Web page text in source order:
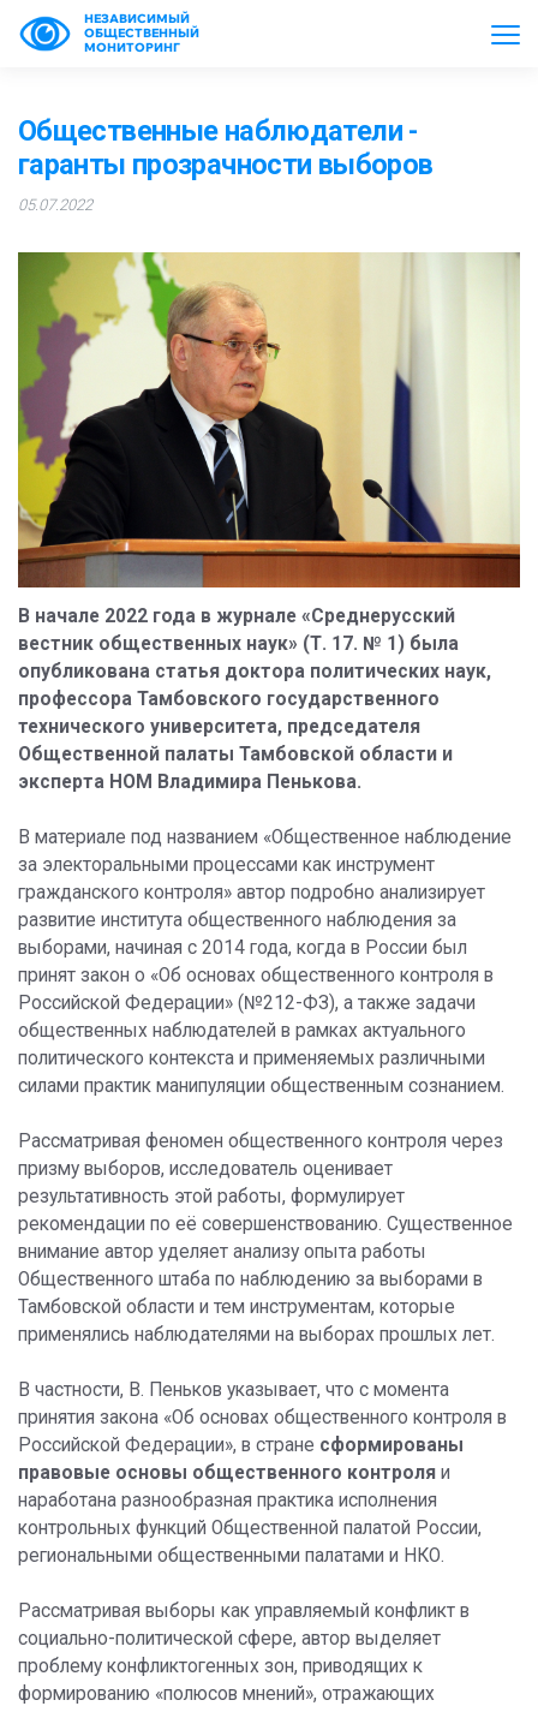
НЕЗАВИСИМЫЙ
ОБЩЕСТВЕННЫЙ
МОНИТОРИНГ
Общественные наблюдатели -
гаранты прозрачности выборов
05.07.2022
В начале 2022 года в журнале «Среднерусский
вестник общественных наук» (Т. 17. № 1) была
опубликована статья доктора политических наук,
профессора Тамбовского государственного
технического университета, председателя
Общественной палаты Тамбовской области и
эксперта НОМ Владимира Пенькова.
В материале под названием «Общественное наблюдение
за электоральными процессами как инструмент
гражданского контроля» автор подробно анализирует
развитие института общественного наблюдения за
выборами, начиная с 2014 года, когда в России был
принят закон о «Об основах общественного контроля в
Российской Федерации» (№212-ФЗ), а также задачи
общественных наблюдателей в рамках актуального
политического контекста и применяемых различными
силами практик манипуляции общественным сознанием.
Рассматривая феномен общественного контроля через
призму выборов, исследователь оценивает
результативность этой работы, формулирует
рекомендации по её совершенствованию. Существенное
внимание автор уделяет анализу опыта работы
Общественного штаба по наблюдению за выборами в
Тамбовской области и тем инструментам, которые
применялись наблюдателями на выборах прошлых лет.
В частности, В. Пеньков указывает, что с момента
принятия закона «Об основах общественного контроля в
Российской Федерации», в стране сформированы
правовые основы общественного контроля и
наработана разнообразная практика исполнения
контрольных функций Общественной палатой России,
региональными общественными палатами и НКО.
Рассматривая выборы как управляемый конфликт в
социально-политической сфере, автор выделяет
проблему конфликтогенных зон, приводящих к
формированию «полюсов мнений», отражающих